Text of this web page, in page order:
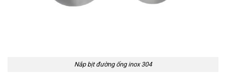
Nắp bịt đường ống inox 304